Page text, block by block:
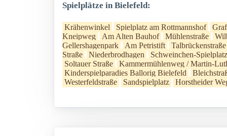
Spielplätze in Bielefeld:
Krähenwinkel Spielplatz am Rottmannshof
Kneipweg
Am Alten Bauhof Mühlenstraße
Gellershagenpark
Am Petristift
Talbrückenstraße
Straße
Niederbrodhagen
Schweinchen-Spielplatz
Soltauer Straße
Kammermühlenweg / Martin-
Kinderspielparadies Ballorig Bielefeld
Westerfeldstraße
Sandspielplatz Horstheider